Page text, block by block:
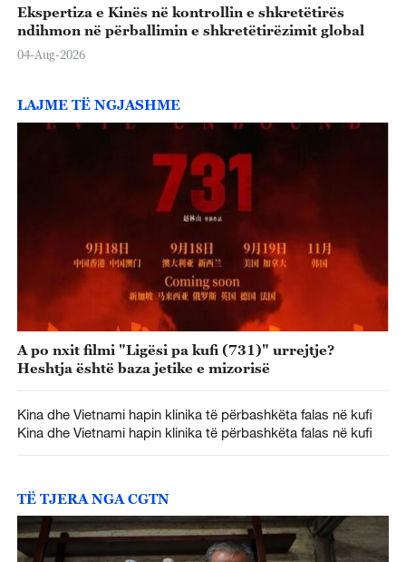
Ekspertiza e Kinës në kontrollin e shkretëtirës
ndihmon në përballimin e shkretëtirëzimit global
04-Aug-2026
LAJME TË NGJASHME
A po nxit filmi "Ligësi pa kufi (731)" urrejtje?
Heshtja është baza jetike e mizorisë
Kina dhe Vietnami hapin klinika të përbashkëta falas në kufi
Kina dhe Vietnami hapin klinika të përbashkëta falas në kufi
TË TJERA NGA CGTN